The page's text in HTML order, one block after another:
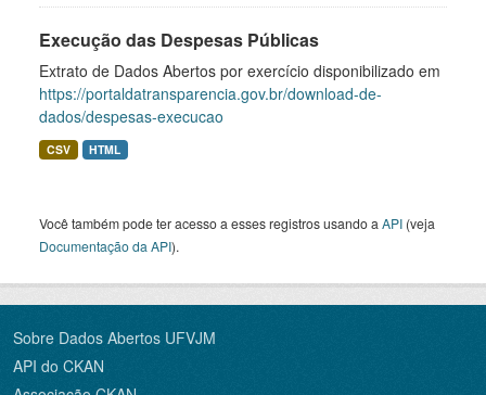
Execução das Despesas Públicas
Extrato de Dados Abertos por exercício disponibilizado em
https://portaldatransparencia.gov.br/download-de-
dados/despesas-execucao
CSV HTML
Você também pode ter acesso a esses registros usando a API (veja
Documentação da API).
Sobre Dados Abertos UFVJM
API do CKAN